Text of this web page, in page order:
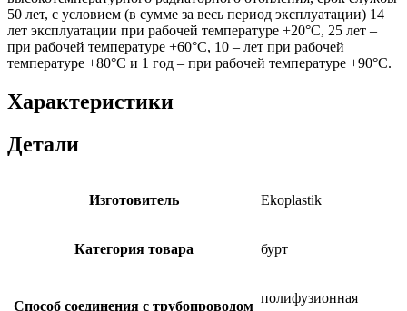
50 лет, с условием (в сумме за весь период эксплуатации) 14
лет эксплуатации при рабочей температуре +20°С, 25 лет –
при рабочей температуре +60°С, 10 – лет при рабочей
температуре +80°С и 1 год – при рабочей температуре +90°С.
Характеристики
Детали
Изготовитель Ekoplastik
Категория товара бурт
Способ соединения с трубопроводом
полифузионная